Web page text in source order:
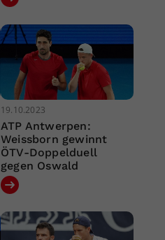
19.10.2023
ATP Antwerpen:
Weissborn gewinnt
ÖTV-Doppelduell
gegen Oswald